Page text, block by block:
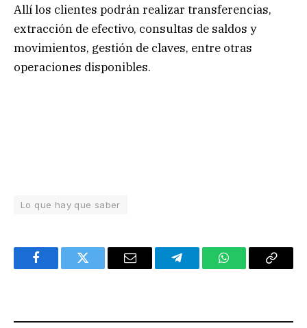
Allí los clientes podrán realizar transferencias,
extracción de efectivo, consultas de saldos y
movimientos, gestión de claves, entre otras
operaciones disponibles.
Lo que hay que saber
FacebookTwitter Email TelegramWhatsAppCopy